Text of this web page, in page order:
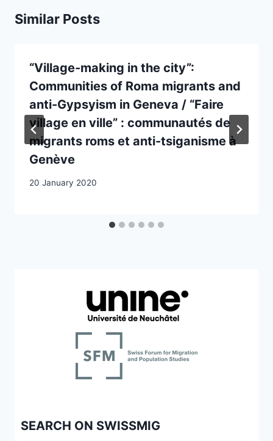
Similar Posts
“Village-making in the city”:
Communities of Roma migrants and
anti-Gypsyism in Geneva / “Faire
village en ville” : communautés de
migrants roms et anti-tsiganisme à
Genève
20 January 2020
SEARCH ON SWISSMIG